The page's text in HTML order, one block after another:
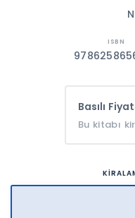
Basılı
Bu kitabı